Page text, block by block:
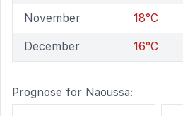
November 18°C
December 16°C
Prognose for Naoussa: